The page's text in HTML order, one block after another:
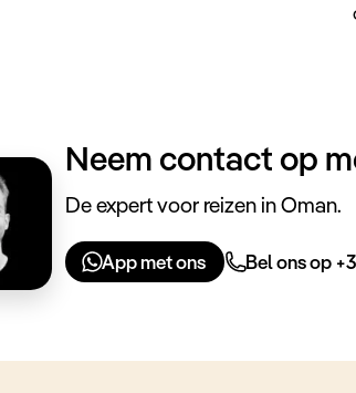
Neem contact op
De expert voor reizen in Oman.
App met ons Bel ons op